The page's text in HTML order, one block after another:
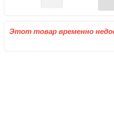
Этот товар временно